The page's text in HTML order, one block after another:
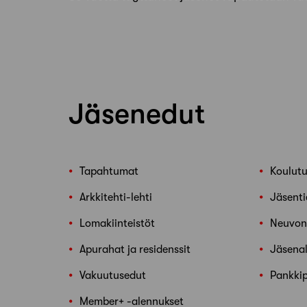
Jäsenedut
Tapahtumat
Arkkitehti-lehti
Lomakiinteistöt
Apurahat ja residenssit
Vakuutusedut
Member+ -alennukset